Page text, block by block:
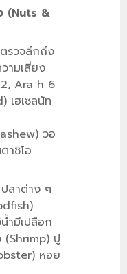
(Nuts &
รวจลึกถึง
ามเสี่ยง
Ara h 6
เฮเซลนัท
วอ
าชิโอ
ลาต่าง ๆ
ำมีเปลือก
(Shrimp) ปู
หอย